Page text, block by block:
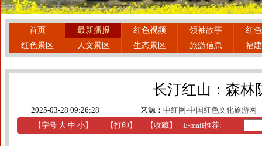
首页 最新播报 红色视频 领袖故事
红
红色景区
人文景区 生态景区 旅游信息 福
长汀红山：森林
2025-03-28 09:26:28 来源： 中红网-中国红色文化旅游网
【字号 大 中 小】 【打印 】 【收藏】 E-mail推荐: